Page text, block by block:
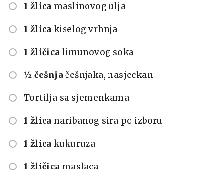
1 žlica maslinovog ulja
1 žlica kiselog vrhnja
1 žličica limunovog soka
½ češnja češnjaka, nasjeckan
Tortilja sa sjemenkama
1 žlica naribanog sira po izboru
1 žlica kukuruza
1 žličica maslaca